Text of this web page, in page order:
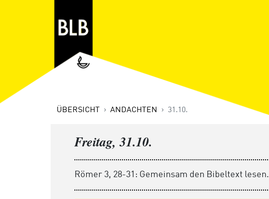
ÜBERSICHT ANDACHTEN 31.10.
Freitag, 31.10.
Römer 3, 28-31: Gemeinsam den Bibeltext lesen.